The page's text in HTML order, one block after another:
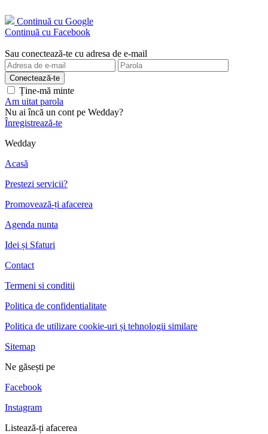
Continuă cu Google
Continuă cu Facebook
Sau conectează-te cu adresa de e-mail
Ține-mă minte
Am uitat parola
Nu ai încă un cont pe Wedday?
Înregistrează-te
Wedday
Acasă
Prestezi servicii?
Promovează-ți afacerea
Agenda nunta
Idei și Sfaturi
Contact
Termeni si conditii
Politica de confidentialitate
Politica de utilizare cookie-uri și tehnologii similare
Sitemap
Ne găsești pe
Facebook
Instagram
Listează-ți afacerea